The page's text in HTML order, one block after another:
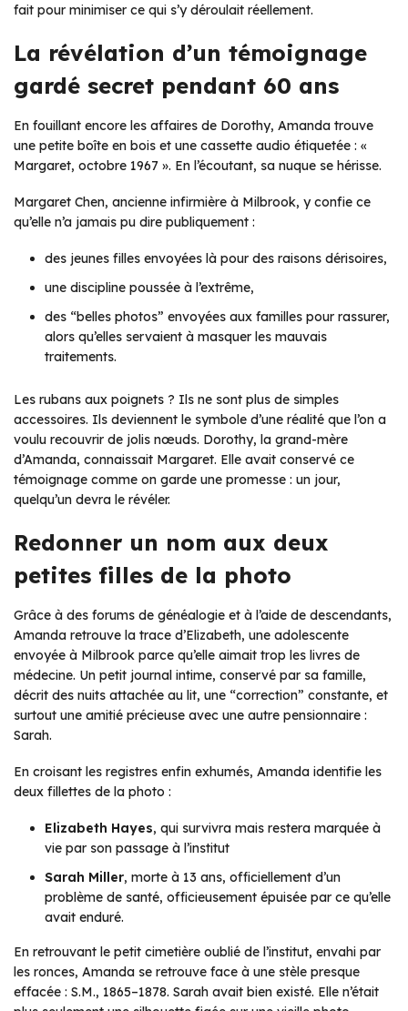
fait pour minimiser ce qui s’y déroulait réellement.
La révélation d’un témoignage
gardé secret pendant 60 ans
En fouillant encore les affaires de Dorothy, Amanda trouve
une petite boîte en bois et une cassette audio étiquetée : «
Margaret, octobre 1967 ». En l’écoutant, sa nuque se hérisse.
Margaret Chen, ancienne infirmière à Milbrook, y confie ce
qu’elle n’a jamais pu dire publiquement :
des jeunes filles envoyées là pour des raisons dérisoires,
une discipline poussée à l’extrême,
des “belles photos” envoyées aux familles pour rassurer,
alors qu’elles servaient à masquer les mauvais
traitements.
Les rubans aux poignets ? Ils ne sont plus de simples
accessoires. Ils deviennent le symbole d’une réalité que l’on a
voulu recouvrir de jolis nœuds. Dorothy, la grand-mère
d’Amanda, connaissait Margaret. Elle avait conservé ce
témoignage comme on garde une promesse : un jour,
quelqu’un devra le révéler.
Redonner un nom aux deux
petites filles de la photo
Grâce à des forums de généalogie et à l’aide de descendants,
Amanda retrouve la trace d’Elizabeth, une adolescente
envoyée à Milbrook parce qu’elle aimait trop les livres de
médecine. Un petit journal intime, conservé par sa famille,
décrit des nuits attachée au lit, une “correction” constante, et
surtout une amitié précieuse avec une autre pensionnaire :
Sarah.
En croisant les registres enfin exhumés, Amanda identifie les
deux fillettes de la photo :
Elizabeth Hayes, qui survivra mais restera marquée à
vie par son passage à l’institut
Sarah Miller, morte à 13 ans, officiellement d’un
problème de santé, officieusement épuisée par ce qu’elle
avait enduré.
En retrouvant le petit cimetière oublié de l’institut, envahi par
les ronces, Amanda se retrouve face à une stèle presque
effacée : S.M., 1865–1878. Sarah avait bien existé. Elle n’était